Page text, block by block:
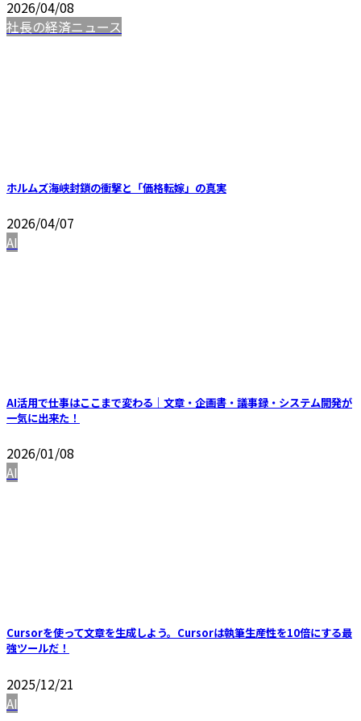
2026/04/08
社長の経済ニュース
ホルムズ海峡封鎖の衝撃と「価格転嫁」の真実
2026/04/07
AI
AI活用で仕事はここまで変わる｜文章・企画書・議事録・システム開発が
一気に出来た！
2026/01/08
AI
Cursorを使って文章を生成しよう。Cursorは執筆生産性を10倍にする最
強ツールだ！
2025/12/21
AI